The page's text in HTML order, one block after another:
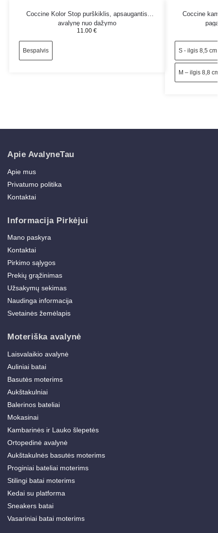
Coccine Kolor Stop purškiklis, apsaugantis
avalynę nuo dažymo
11.00€
Bespalvis
Coccine
S - ilgis 8,5
M – ilgis 8,8
Apie AvalyneTau
Apie mus
Privatumo politika
Kontaktai
Informacija Pirkėjui
Mano paskyra
Kontaktai
Pirkimo sąlygos
Prekių grąžinimas
Užsakymų sekimas
Naudinga informacija
Svetainės žemėlapis
Moteriška avalynė
Laisvalaikio avalynė
Auliniai batai
Basutės moterims
Aukštakulniai
Balerinos bateliai
Mokasinai
Kambarinės ir Lauko šlepetės
Ortopedinė avalynė
Aukštakulnės basutės moterims
Proginiai bateliai moterims
Stilingi batai moterims
Kedai su platforma
Sneakers batai
Vasariniai batai moterims